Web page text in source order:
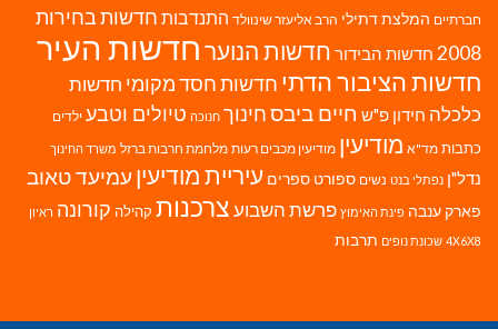
חברתיים המלצת דתילי הרב אליעזר שינוולד התנדבות חדשות בחירות
2008 חדשות הבידור חדשות הנוערחדשות העיר
חדשות הציבור הדתי חדשות חסד מקומי חדשות
כלכלה חידון פ"ש חיים ביבסחינוך חנוכה טיולים וטבע ילדים
כתבות מד"א מודיעין מודיעין מכבים רעות מלחמת חרבות ברזל משרד החינוך
נדל"ן נפתלי בנט נשים ספורט ספרים עיריית מודיעין עמיעד טאוב
פארק ענבה פינת האימוץ פרשת השבועצרכנות קהילה קורונה ראיון
4X6X8 שכונת נופים תרבות